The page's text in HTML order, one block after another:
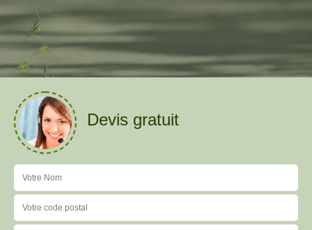
Devis gratuit